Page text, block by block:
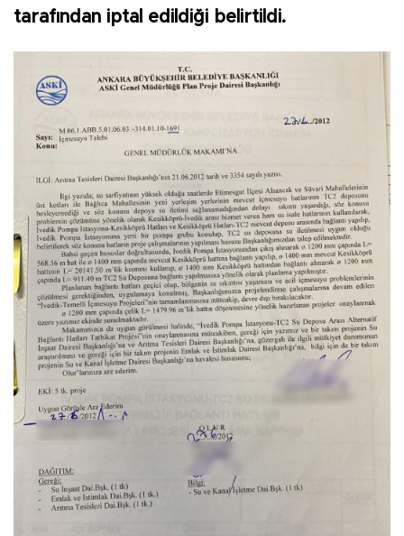
tarafından iptal edildiği belirtildi.